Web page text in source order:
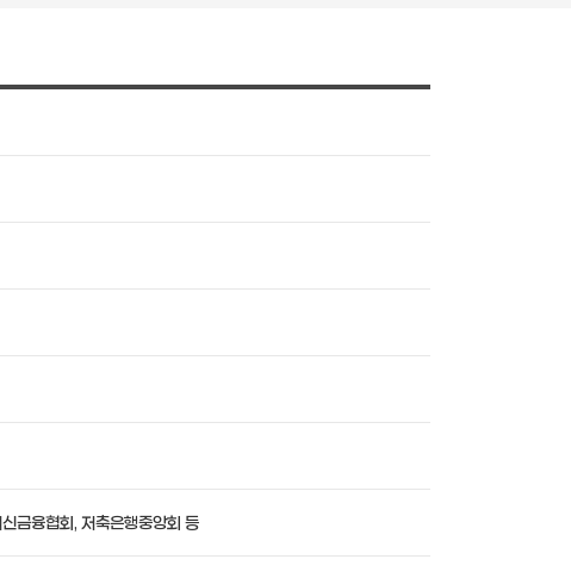
금융협회, 저축은행중앙회 등